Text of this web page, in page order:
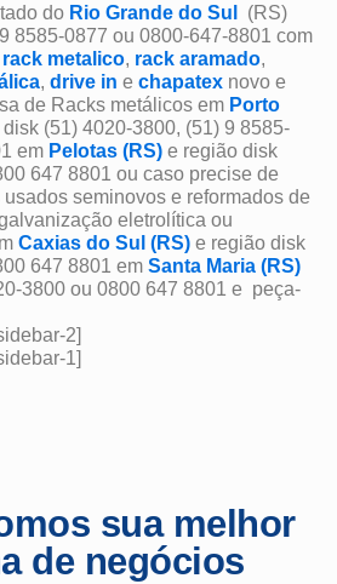
do Rio Grande do Sul
(RS)
8585-0877 ou 0800-647-8801 com
rack metalico, rack aramado,
, drive in e chapatex novo e
de Racks metálicos em Porto
(51) 4020-3800, (51) 9 8585-
em Pelotas (RS) e região disk
647 8801 ou caso precise de
seminovos e reformados de
eletrolítica ou
Caxias do Sul (RS) e região disk
647 8801 em Santa Maria (RS)
3800 ou 0800 647 8801 e peça-
2]
1]
sua melhor
de negócios